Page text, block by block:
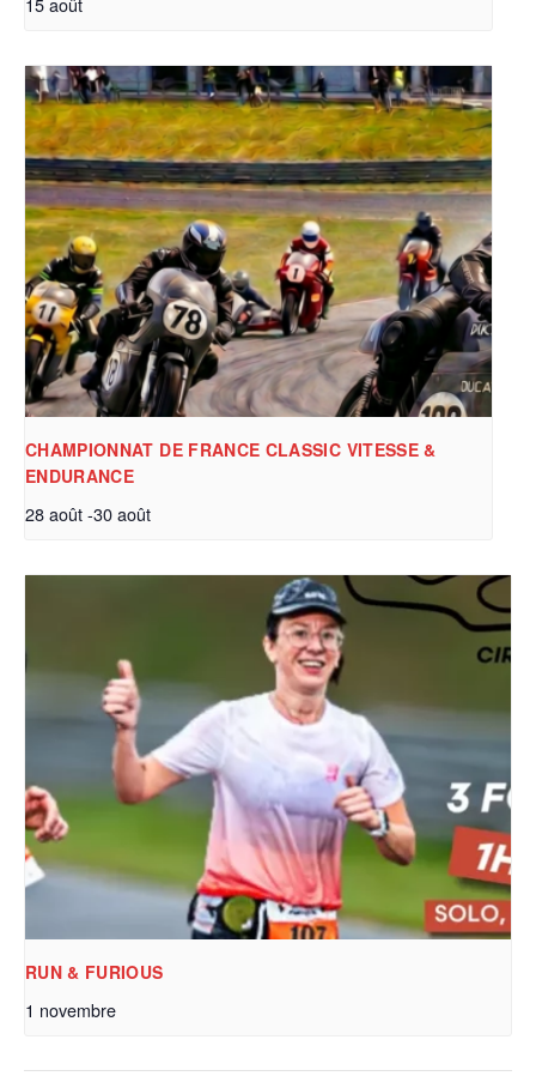
CHAMPIONNAT DE FRANCE CLASSIC VITESSE &
ENDURANCE
28 août-30 août
RUN & FURIOUS
1 novembre